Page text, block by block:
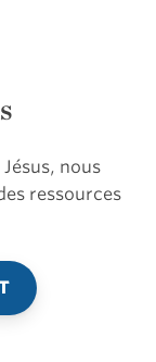
nous
ressources